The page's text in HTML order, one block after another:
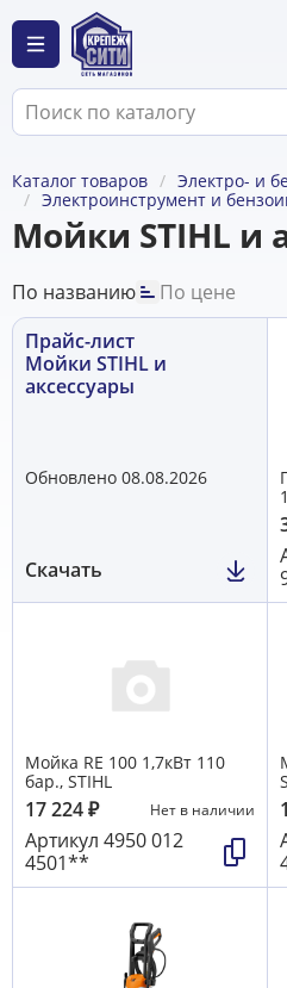
Каталог товаров
Электро- и
Электроинструмент и
Мойки STIHL и
По названию
По цене
Прайс-лист
Мойки STIHL и
аксессуары
Обновлено 08.08.2026
Скачать
Мойка RE 100 1,7кВт 110
бар., STIHL
17 224₽ Нет в наличии
Артикул 4950 012
4501**